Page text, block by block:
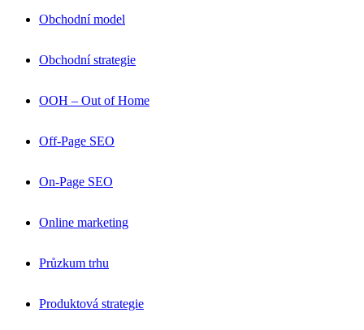
Obchodní model
Obchodní strategie
OOH – Out of Home
Off-Page SEO
On-Page SEO
Online marketing
Průzkum trhu
Produktová strategie